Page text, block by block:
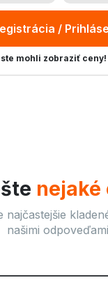
/
mohli zobraziť ceny!
najčastejšie
našimi